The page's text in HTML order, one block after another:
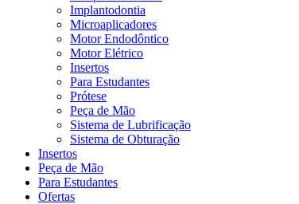
Implantodontia
Microaplicadores
Motor Endodôntico
Motor Elétrico
Insertos
Para Estudantes
Prótese
Peça de Mão
Sistema de Lubrificação
Sistema de Obturação
Insertos
Peça de Mão
Para Estudantes
Ofertas